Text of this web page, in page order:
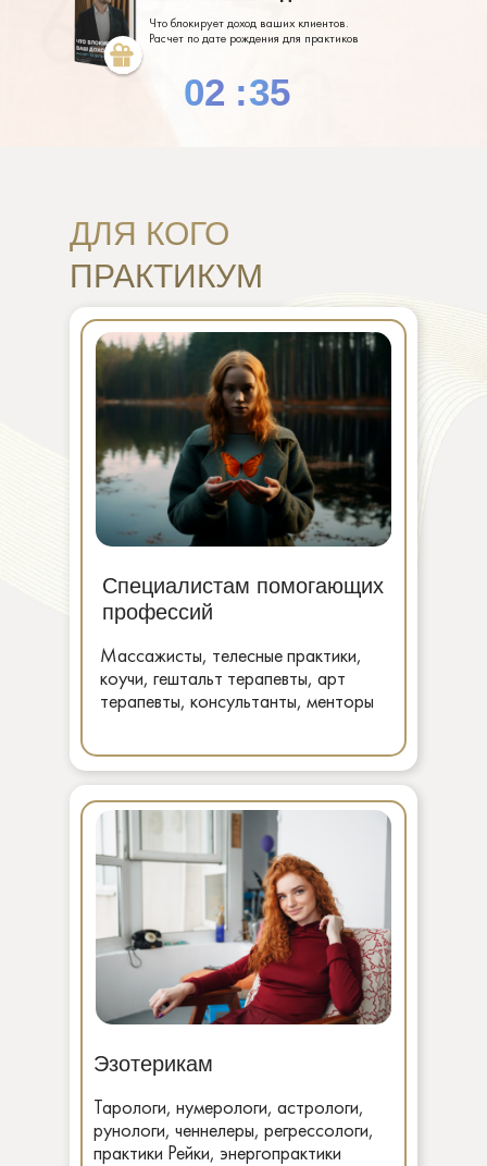
Что блокирует доход ваших клиентов.
Расчет по дате рождения для практиков
:34
02
ДЛЯ КОГО
ПРАКТИКУМ
Специалистам помогающих
профессий
Эзотерикам
Массажисты, телесные практики,
коучи, гештальт терапевты, арт
терапевты, консультанты, менторы
Тарологи, нумерологи, астрологи,
рунологи, ченнелеры, регрессологи,
практики Рейки, энергопрактики